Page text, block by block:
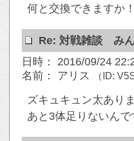
何と交換できますか
Re: 対戦雑談 み
日時： 2016/09/24
名前： アリス
（ID:
ズキュキュン太あり
あと3体足りないんで